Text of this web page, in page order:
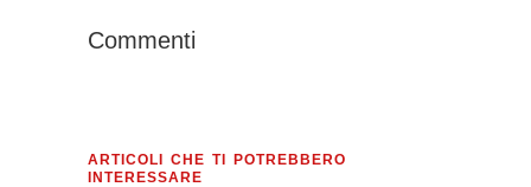
Commenti
ARTICOLI CHE TI POTREBBERO
INTERESSARE